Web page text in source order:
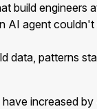
build engineers
AI agent
data, patterns
increased